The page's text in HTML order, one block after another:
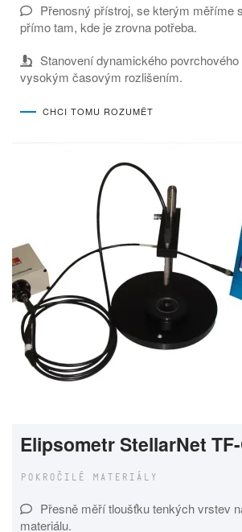
Přenosný přístroj, se kterým měříme
přímo tam, kde je zrovna potřeba.
Stanovení dynamického
vysokým časovým rozlišením.
CHCI TOMU ROZUMĚT
Elipsometr StellarNet
POKROČILÉ MATERIÁLY
Přesně měří tloušťku tenkých vrstev
materiálu.